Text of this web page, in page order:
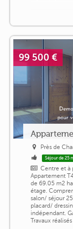
99 500 €
Près de
Séjour de 25
Centre et à
Appartement
de 69.05 m2
étage.
salon/ séjour
placard/
indépendant.
Travaux